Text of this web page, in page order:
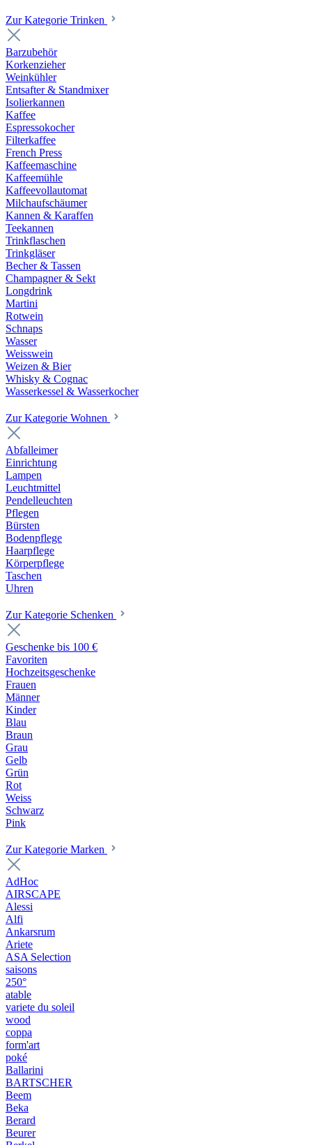
Zur Kategorie Trinken
Barzubehör
Korkenzieher
Weinkühler
Entsafter & Standmixer
Isolierkannen
Kaffee
Espressokocher
Filterkaffee
French Press
Kaffeemaschine
Kaffeemühle
Kaffeevollautomat
Milchaufschäumer
Kannen & Karaffen
Teekannen
Trinkflaschen
Trinkgläser
Becher & Tassen
Champagner & Sekt
Longdrink
Martini
Rotwein
Schnaps
Wasser
Weisswein
Weizen & Bier
Whisky & Cognac
Wasserkessel & Wasserkocher
Zur Kategorie Wohnen
Abfalleimer
Einrichtung
Lampen
Leuchtmittel
Pendelleuchten
Pflegen
Bürsten
Bodenpflege
Haarpflege
Körperpflege
Taschen
Uhren
Zur Kategorie Schenken
Geschenke bis 100 €
Favoriten
Hochzeitsgeschenke
Frauen
Männer
Kinder
Blau
Braun
Grau
Gelb
Grün
Rot
Weiss
Schwarz
Pink
Zur Kategorie Marken
AdHoc
AIRSCAPE
Alessi
Alfi
Ankarsrum
Ariete
ASA Selection
saisons
250°
atable
variete du soleil
wood
coppa
form'art
poké
Ballarini
BARTSCHER
Beem
Beka
Berard
Beurer